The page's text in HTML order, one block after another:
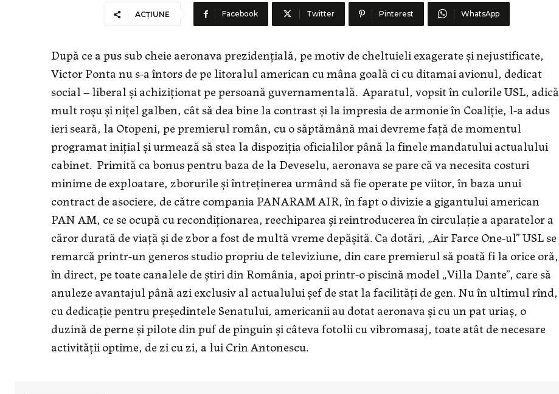
ACȚIUNE Facebook Twitter Pinterest WhatsApp
După ce a pus sub cheie aeronava prezidenţială, pe motiv de cheltuieli exagerate şi nejustificate,
Victor Ponta nu s-a întors de pe litoralul american cu mâna goală ci cu ditamai avionul, dedicat
social – liberal şi achiziţionat pe persoană guvernamentală. Aparatul, vopsit în culorile USL, adică
mult roşu şi niţel galben, cât să dea bine la contrast şi la impresia de armonie în Coaliţie, l-a adus
ieri seară, la Otopeni, pe premierul român, cu o săptămână mai devreme faţă de momentul
programat iniţial şi urmează să stea la dispoziţia oficialilor până la finele mandatului actualului
cabinet. Primită ca bonus pentru baza de la Deveselu, aeronava se pare că va necesita costuri
minime de exploatare, zborurile şi întreţinerea urmând să fie operate pe viitor, în baza unui
contract de asociere, de către compania PANARAM AIR, în fapt o divizie a gigantului american
PAN AM, ce se ocupă cu recondiţionarea, reechiparea şi reintroducerea în circulaţie a aparatelor a
căror durată de viaţă şi de zbor a fost de multă vreme depăşită. Ca dotări, „Air Farce One-ul” USL se
remarcă printr-un generos studio propriu de televiziune, din care premierul să poată fi la orice oră,
în direct, pe toate canalele de ştiri din România, apoi printr-o piscină model „Villa Dante”, care să
anuleze avantajul până azi exclusiv al actualului şef de stat la facilităţi de gen. Nu în ultimul rînd,
cu dedicaţie pentru preşedintele Senatului, americanii au dotat aeronava şi cu un pat uriaş, o
duzină de perne şi pilote din puf de pinguin şi câteva fotolii cu vibromasaj, toate atât de necesare
activităţii optime, de zi cu zi, a lui Crin Antonescu.